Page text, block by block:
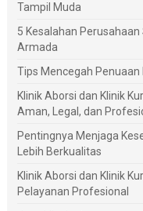
Tampil Muda
5 Kesalahan
Armada
Tips Mencegah Penuaan
Klinik Aborsi dan Klinik
Aman, Legal, dan
Pentingnya Menjaga
Lebih Berkualitas
Klinik Aborsi dan Klinik
Pelayanan Profesional